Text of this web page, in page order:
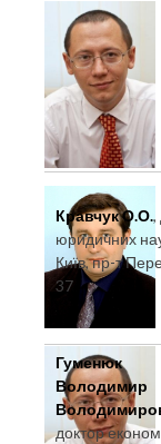
Кравчук О.О.,
юридичних
Київ, пр-т
37
Гуменюк
Володимир
доктор